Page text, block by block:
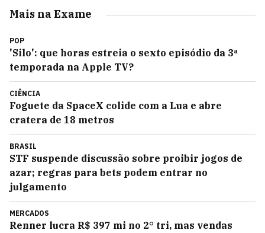
Mais na Exame
POP
'Silo': que horas estreia o sexto episódio da 3ª
temporada na Apple TV?
CIÊNCIA
Foguete da SpaceX colide com a Lua e abre
cratera de 18 metros
BRASIL
STF suspende discussão sobre proibir jogos de
azar; regras para bets podem entrar no
julgamento
MERCADOS
Renner lucra R$ 397 mi no 2° tri, mas vendas